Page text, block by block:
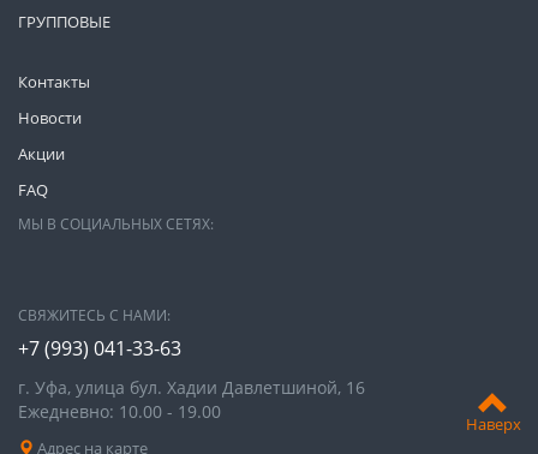
Наверх
Контакты
Новости
Акции
FAQ
ГРУППОВЫЕ
МЫ В СОЦИАЛЬНЫХ СЕТЯХ:
СВЯЖИТЕСЬ С НАМИ:
+7 (993) 041-33-63
г. Уфа, улица бул. Хадии Давлетшиной, 16
Ежедневно: 10.00 - 19.00
Адрес на карте